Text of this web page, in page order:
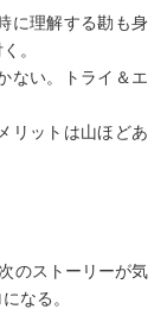
に理解する勘も身
。
ない。トライ＆エ
リットは山ほどあ
のストーリーが気
なる。